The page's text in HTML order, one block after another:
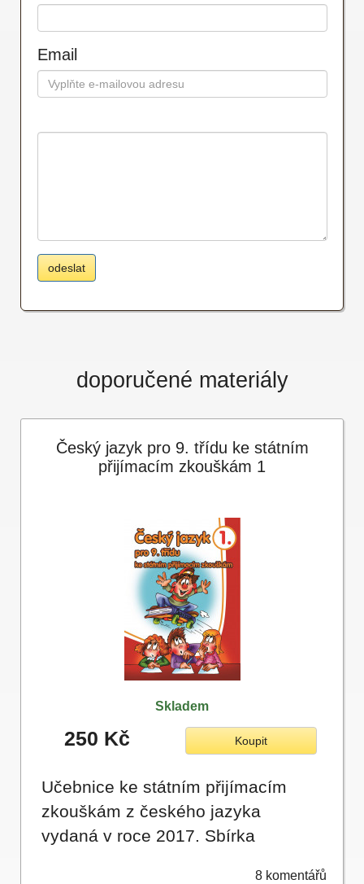
Email
doporučené materiály
Český jazyk pro 9. třídu ke státním
přijímacím zkouškám 1
Skladem
250 Kč Koupit
Učebnice ke státním přijímacím
zkouškám z českého jazyka
vydaná v roce 2017. Sbírka
8 komentářů